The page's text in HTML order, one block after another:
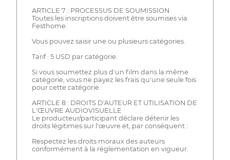
ARTICLE 7 : PROCESSUS DE SOUMISSION
Toutes les inscriptions doivent être soumises via
Festhome.
Vous pouvez saisir une ou plusieurs catégories.
Tarif : 5 USD par catégorie.
Si vous soumettez plus d'un film dans la même
catégorie, vous ne payez les frais qu'une seule fois
pour cette catégorie.
ARTICLE 8 : DROITS D'AUTEUR ET UTILISATION DE
L'ŒUVRE AUDIOVISUELLE
Le producteur/participant déclare détenir les
droits légitimes sur l'œuvre et, par conséquent :
Respectez les droits moraux des auteurs
conformément à la réglementation en vigueur.